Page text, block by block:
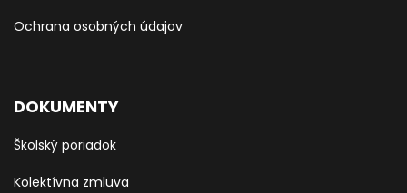
Ochrana osobných údajov
DOKUMENTY
Školský poriadok
Kolektívna zmluva